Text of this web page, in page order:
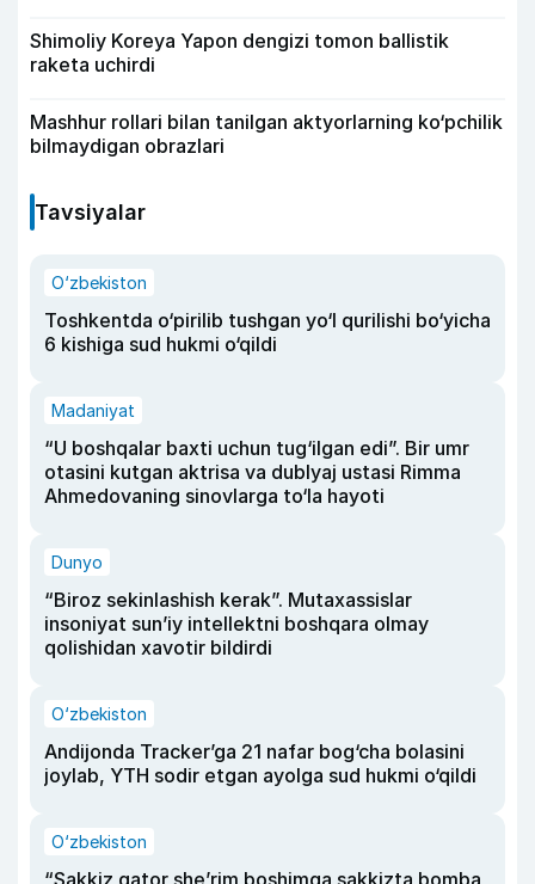
Shimoliy Koreya Yapon dengizi tomon ballistik
raketa uchirdi
Mashhur rollari bilan tanilgan aktyorlarning ko‘pchilik
bilmaydigan obrazlari
Tavsiyalar
O‘zbekiston
Toshkentda o‘pirilib tushgan yo‘l qurilishi bo‘yicha
6 kishiga sud hukmi o‘qildi
Madaniyat
“U boshqalar baxti uchun tug‘ilgan edi”. Bir umr
otasini kutgan aktrisa va dublyaj ustasi Rimma
Ahmedovaning sinovlarga to‘la hayoti
Dunyo
“Biroz sekinlashish kerak”. Mutaxassislar
insoniyat sun’iy intellektni boshqara olmay
qolishidan xavotir bildirdi
O‘zbekiston
Andijonda Tracker’ga 21 nafar bog‘cha bolasini
joylab, YTH sodir etgan ayolga sud hukmi o‘qildi
O‘zbekiston
“Sakkiz qator she’rim boshimga sakkizta bomba